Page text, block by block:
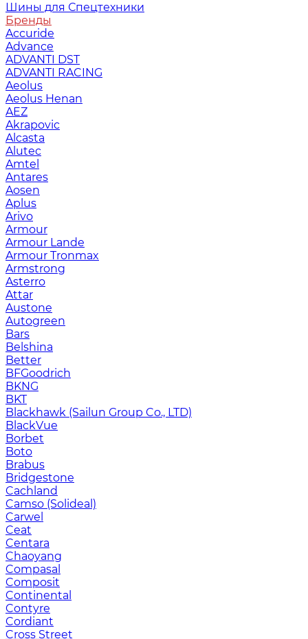
Шины для Спецтехники
Бренды
Accuride
Advance
ADVANTI DST
ADVANTI RACING
Aeolus
Aeolus Henan
AEZ
Akrapovic
Alcasta
Alutec
Amtel
Antares
Aosen
Aplus
Arivo
Armour
Armour Lande
Armour Tronmax
Armstrong
Asterro
Attar
Austone
Autogreen
Bars
Belshina
Better
BFGoodrich
BKNG
BKT
Blackhawk (Sailun Group Co., LTD)
BlackVue
Borbet
Boto
Brabus
Bridgestone
Cachland
Camso (Solideal)
Carwel
Ceat
Centara
Chaoyang
Compasal
Composit
Continental
Contyre
Cordiant
Cross Street